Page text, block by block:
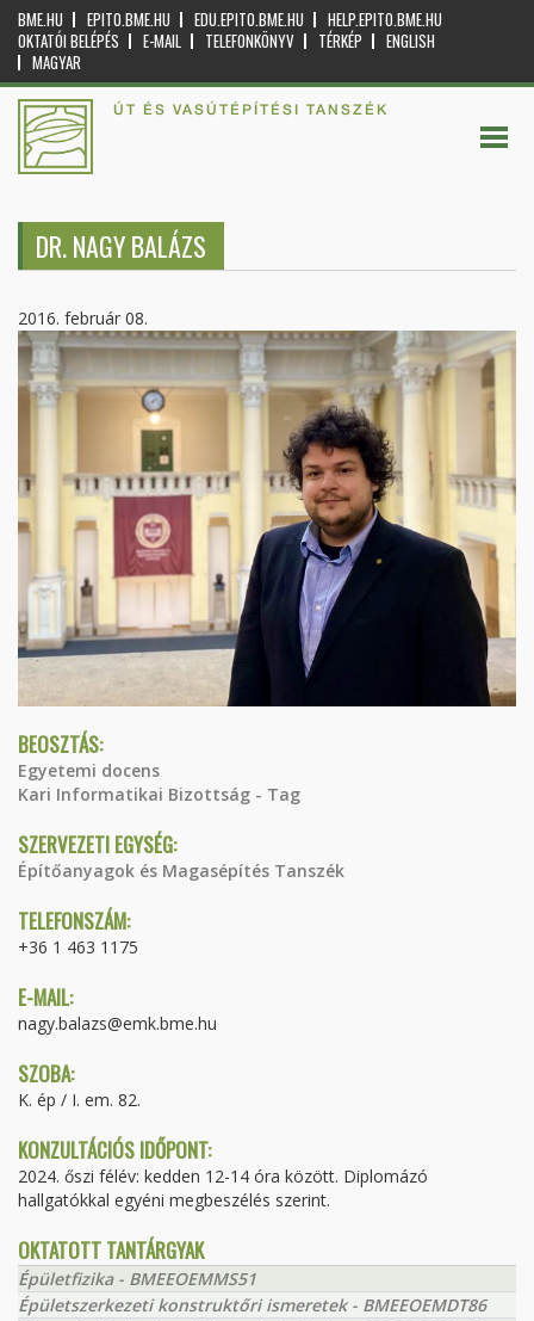
BME.HU EPITO.BME.HU EDU.EPITO.BME.HU
HELP.EPITO.BME.HU
OKTATÓI BELÉPÉS
E-MAIL TELEFONKÖNYV TÉRKÉP
ENGLISH
MAGYAR
ÚT ÉS VASÚTÉPÍTÉSI TANSZÉK
DR. NAGY BALÁZS
2016. február 08.
BEOSZTÁS:
Egyetemi docens
Kari Informatikai Bizottság - Tag
SZERVEZETI EGYSÉG:
Építőanyagok és Magasépítés Tanszék
TELEFONSZÁM:
+36 1 463 1175
E-MAIL:
nagy.balazs@emk.bme.hu
SZOBA:
K. ép / I. em. 82.
KONZULTÁCIÓS IDŐPONT:
2024. őszi félév: kedden 12-14 óra között. Diplomázó
hallgatókkal egyéni megbeszélés szerint.
OKTATOTT TANTÁRGYAK
Épületfizika - BMEEOEMMS51
Épületszerkezeti konstruktőri ismeretek - BMEEOEMDT86